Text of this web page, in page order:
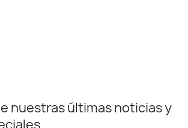
nuestras últimas noticias y